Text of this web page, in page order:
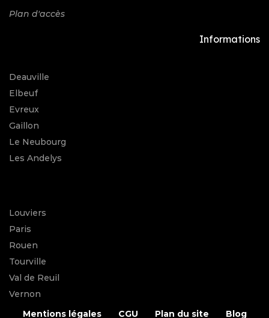
Plan d'accès
Informations
Deauville
Elbeuf
Evreux
Gaillon
Le Neubourg
Les Andelys
Louviers
Paris
Rouen
Tourville
Val de Reuil
Vernon
Mentions légales
CGU Plan du site Blog